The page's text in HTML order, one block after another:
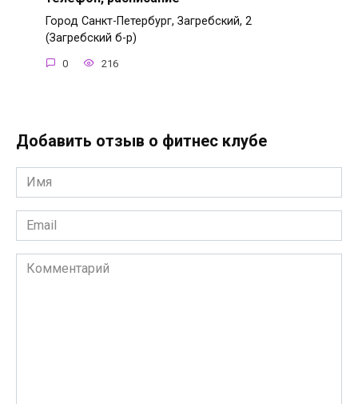
Город Санкт-Петербург, Загребский, 2
(Загребский б-р)
0 216
Добавить отзыв о фитнес клубе
Имя
*
Email
*
Комментарий